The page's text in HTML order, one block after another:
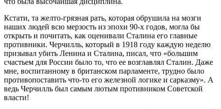
Кстати, та желто-грязная рать, которая обрушила на мозги
наших людей всю мерзость из эпохи 90-х годов, могла бы
открыть и почитать, как оценивали Сталина его главные
противники. Черчилль, который в 1918 году каждую неделю
призывал убить Ленина и Сталина, писал, что «большим
счастьем для России было то, что ее возглавлял Сталин. Даже
мне, воспитанному в британском парламенте, трудно было
противопоставить что-то его железной логике и сарказму». А
ведь Черчилль был самым лютым противником Советской
власти!